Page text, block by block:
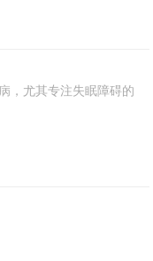
，尤其专注失眠障碍的